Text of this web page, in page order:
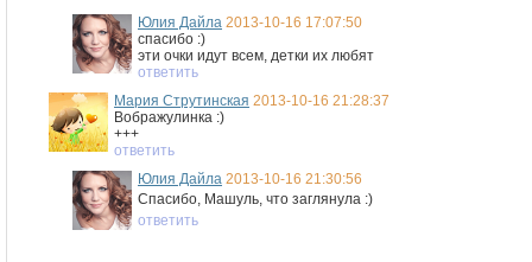
Юлия Дайла 2013-10-16 17:07:50
спасибо :)
эти очки идут всем, детки их любят
ответить
Мария Струтинская 2013-10-16 21:28:37
Вображулинка :)
+++
ответить
Юлия Дайла 2013-10-16 21:30:56
Спасибо, Машуль, что заглянула :)
ответить